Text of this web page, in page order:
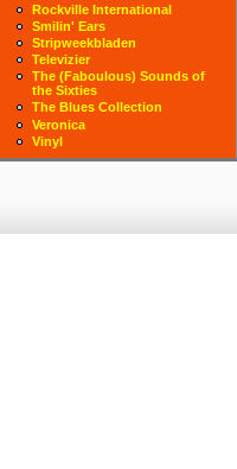
Rockville International
Smilin' Ears
Stripweekbladen
Televizier
The (Faboulous) Sounds of
the Sixties
The Blues Collection
Veronica
Vinyl